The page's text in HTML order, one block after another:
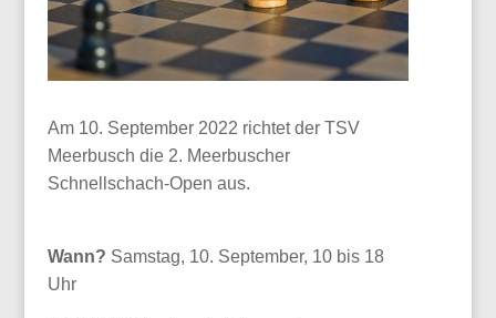
Am 10. September 2022 richtet der TSV
Meerbusch die 2. Meerbuscher
Schnellschach-Open aus.
Wann? Samstag, 10. September, 10 bis 18
Uhr